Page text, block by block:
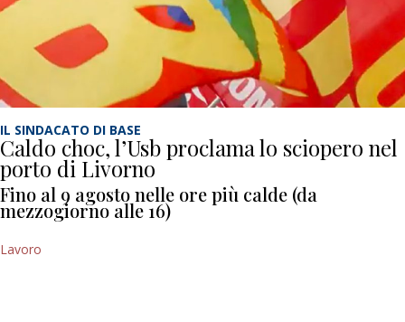
IL SINDACATO DI BASE
Caldo choc, l’Usb proclama lo sciopero nel
porto di Livorno
Fino al 9 agosto nelle ore più calde (da
mezzogiorno alle 16)
Lavoro